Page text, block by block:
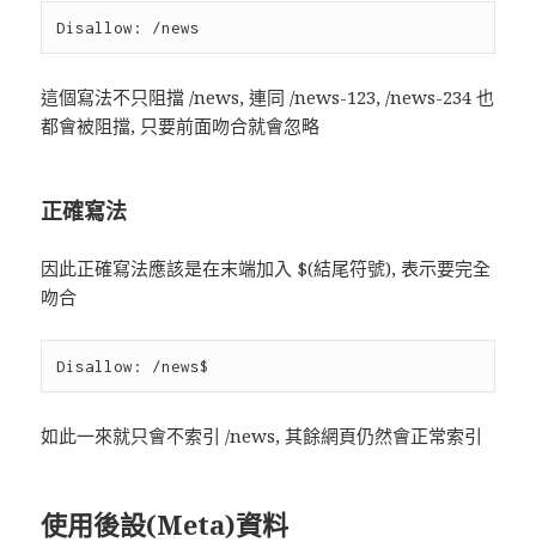
這個寫法不只阻擋 /news, 連同 /news-123, /news-234 也
都會被阻擋, 只要前面吻合就會忽略
正確寫法
因此正確寫法應該是在末端加入 $(結尾符號), 表示要完全
吻合
如此一來就只會不索引 /news, 其餘網頁仍然會正常索引
使用後設(Meta)資料